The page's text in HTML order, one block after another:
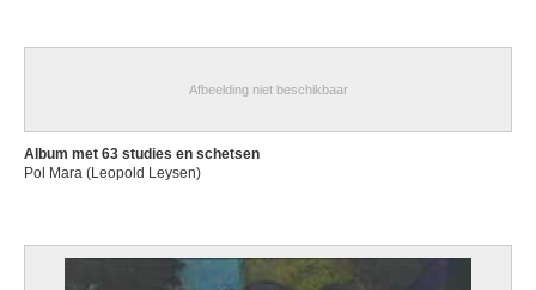
Afbeelding niet beschikbaar
Album met 63 studies en schetsen
Pol Mara (Leopold Leysen)